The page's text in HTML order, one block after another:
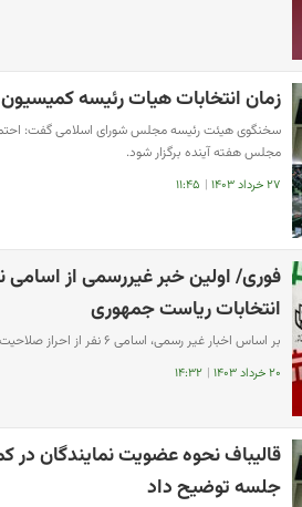
زمان انتخابات هیات رئیسه
سخنگوی هیئت رئیسه مجلس شورای اسلامی گفت:
مجلس هفته آینده برگزار شود.
۲۷ خرداد ۱۴۰۳ | ۱۱:۴۵
فوری/ اولین خبر غیررسمی از
انتخابات ریاست جمهوری
بر اساس اخبار غیر رسمی، اسامی ۶ نفر از احراز صلاحیت شدگان قطعی شده است.
۲۰ خرداد ۱۴۰۳ | ۱۴:۳۲
قالیباف نحوه عضویت نمایندگان
جلسه توضیح داد